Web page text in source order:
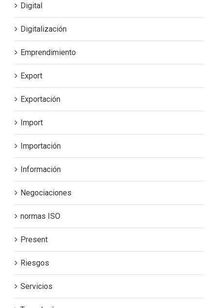
Digital
Digitalización
Emprendimiento
Export
Exportación
Import
Importación
Información
Negociaciones
normas ISO
Present
Riesgos
Servicios